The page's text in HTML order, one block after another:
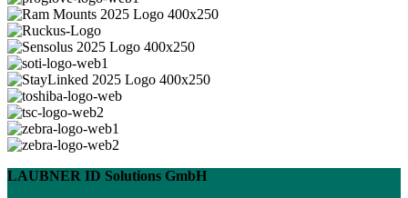
LAUBNER ID Solutions GmbH